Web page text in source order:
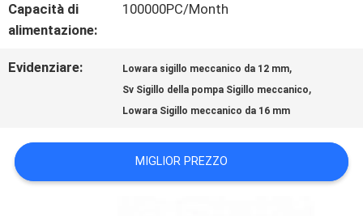
RICHIEDA
UNA
MAPPA
Capacità di
alimentazione:
100000PC/Month
Evidenziare: Lowara sigillo meccanico da 12 mm,
Sv Sigillo della pompa Sigillo meccanico,
Lowara Sigillo meccanico da 16 mm
MIGLIOR PREZZO